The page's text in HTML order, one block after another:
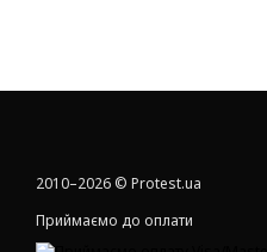
2010–2026 © Protest.ua
Приймаємо до оплати